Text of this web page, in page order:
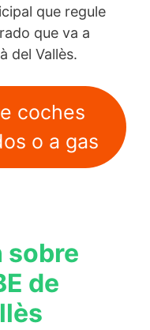
que regule
que va a
del Vallès.
coches
o a gas
sobre
de